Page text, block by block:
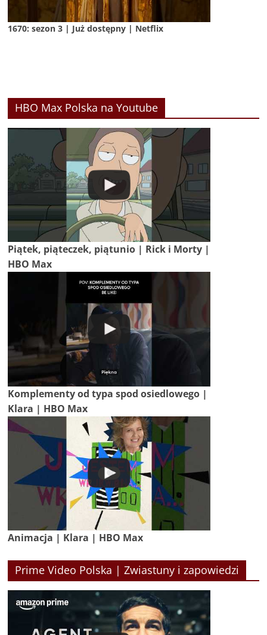
1670: sezon 3 | Już dostępny | Netflix
HBO Max Polska na Youtube
Piątek, piąteczek, piątunio | Rick i Morty |
HBO Max
Komplementy od typa spod osiedlowego |
Klara | HBO Max
Animacja | Klara | HBO Max
Prime Video Polska | Zwiastuny i zapowiedzi